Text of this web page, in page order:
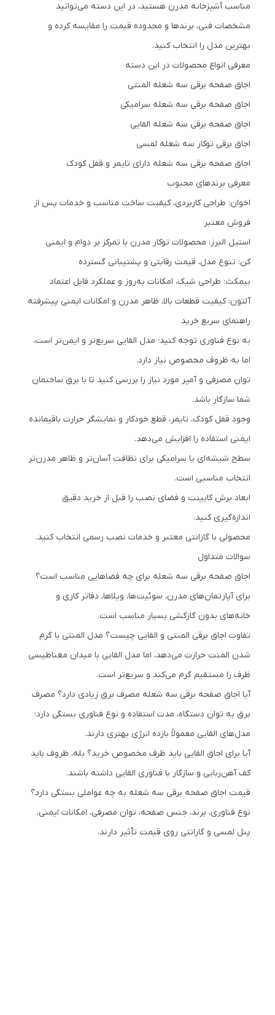
مناسب آشپزخانه مدرن هستید، در این دسته می‌توانید
مشخصات فنی، برندها و محدوده قیمت را مقایسه کرده و
بهترین مدل را انتخاب کنید.
معرفی انواع محصولات در این دسته
اجاق صفحه برقی سه شعله المنتی
اجاق صفحه برقی سه شعله سرامیکی
اجاق صفحه برقی سه شعله القایی
اجاق برقی توکار سه شعله لمسی
اجاق صفحه برقی سه شعله دارای تایمر و قفل کودک
معرفی برندهای محبوب
اخوان: طراحی کاربردی، کیفیت ساخت مناسب و خدمات پس از
فروش معتبر
استیل البرز: محصولات توکار مدرن با تمرکز بر دوام و ایمنی
کن: تنوع مدل، قیمت رقابتی و پشتیبانی گسترده
بیمکث: طراحی شیک، امکانات به‌روز و عملکرد قابل اعتماد
آلتون: کیفیت قطعات بالا، ظاهر مدرن و امکانات ایمنی پیشرفته
راهنمای سریع خرید
به نوع فناوری توجه کنید؛ مدل القایی سریع‌تر و ایمن‌تر است،
اما به ظروف مخصوص نیاز دارد.
توان مصرفی و آمپر مورد نیاز را بررسی کنید تا با برق ساختمان
شما سازگار باشد.
وجود قفل کودک، تایمر، قطع خودکار و نمایشگر حرارت باقیمانده
ایمنی استفاده را افزایش می‌دهد.
سطح شیشه‌ای یا سرامیکی برای نظافت آسان‌تر و ظاهر مدرن‌تر
انتخاب مناسبی است.
ابعاد برش کابینت و فضای نصب را قبل از خرید دقیق
اندازه‌گیری کنید.
محصولی با گارانتی معتبر و خدمات نصب رسمی انتخاب کنید.
سوالات متداول
اجاق صفحه برقی سه شعله برای چه فضاهایی مناسب است؟
برای آپارتمان‌های مدرن، سوئیت‌ها، ویلاها، دفاتر کاری و
خانه‌های بدون گازکشی بسیار مناسب است.
تفاوت اجاق برقی المنتی و القایی چیست؟ مدل المنتی با گرم
شدن المنت حرارت می‌دهد، اما مدل القایی با میدان مغناطیسی
ظرف را مستقیم گرم می‌کند و سریع‌تر است.
آیا اجاق صفحه برقی سه شعله مصرف برق زیادی دارد؟ مصرف
برق به توان دستگاه، مدت استفاده و نوع فناوری بستگی دارد؛
مدل‌های القایی معمولاً بازده انرژی بهتری دارند.
آیا برای اجاق القایی باید ظرف مخصوص خرید؟ بله، ظروف باید
کف آهن‌ربایی و سازگار با فناوری القایی داشته باشند.
قیمت اجاق صفحه برقی سه شعله به چه عواملی بستگی دارد؟
نوع فناوری، برند، جنس صفحه، توان مصرفی، امکانات ایمنی،
پنل لمسی و گارانتی روی قیمت تأثیر دارند.